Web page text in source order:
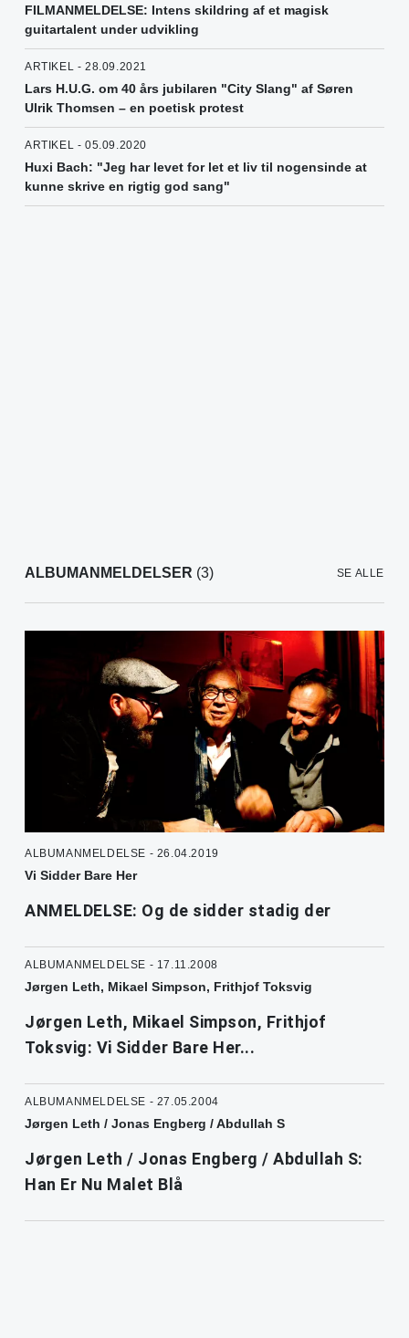
FILMANMELDELSE: Intens skildring af et magisk
guitartalent under udvikling
ARTIKEL - 28.09.2021
Lars H.U.G. om 40 års jubilaren "City Slang" af Søren
Ulrik Thomsen – en poetisk protest
ARTIKEL - 05.09.2020
Huxi Bach: "Jeg har levet for let et liv til nogensinde at
kunne skrive en rigtig god sang"
ALBUMANMELDELSER (3) SE ALLE
ALBUMANMELDELSE - 26.04.2019
Vi Sidder Bare Her
ANMELDELSE: Og de sidder stadig der
ALBUMANMELDELSE - 17.11.2008
Jørgen Leth, Mikael Simpson, Frithjof Toksvig
Jørgen Leth, Mikael Simpson, Frithjof
Toksvig: Vi Sidder Bare Her...
ALBUMANMELDELSE - 27.05.2004
Jørgen Leth / Jonas Engberg / Abdullah S
Jørgen Leth / Jonas Engberg / Abdullah S:
Han Er Nu Malet Blå